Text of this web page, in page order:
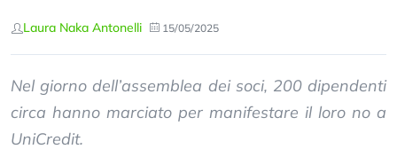
Laura Naka Antonelli 15/05/2025
Nel giorno dell’assemblea dei soci, 200 dipendenti
circa hanno marciato per manifestare il loro no a
UniCredit.